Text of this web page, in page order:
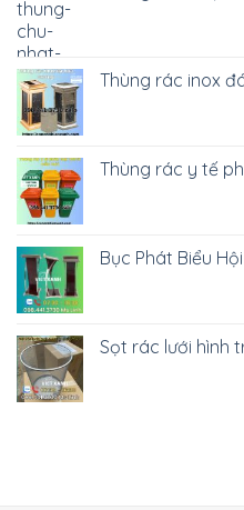
Thùng rác inox
Thùng rác y tế
Bục Phát Biểu
Sọt rác lưới hình